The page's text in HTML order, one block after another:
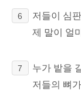
6
저들이 심
제 말이 얼
7
누가 밭을
저들의 뼈